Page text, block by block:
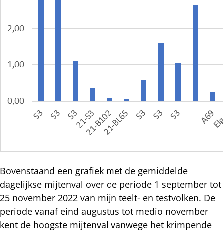
Bovenstaand een grafiek met de gemiddelde
dagelijkse mijtenval over de periode 1 september tot
25 november 2022 van mijn teelt- en testvolken. De
periode vanaf eind augustus tot medio november
kent de hoogste mijtenval vanwege het krimpende